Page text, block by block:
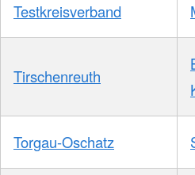
Testkreisverband
Tirschenreuth
Torgau-Oschatz